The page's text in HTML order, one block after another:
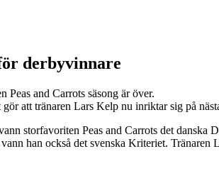
derbyvinnare
Peas and Carrots säsong är över.
att tränaren Lars Kelp nu inriktar sig på
storfavoriten Peas and Carrots det
han också det svenska Kriteriet. Tränaren